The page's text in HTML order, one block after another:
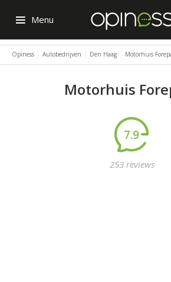
Menu
Opiness Autobedrijven Den Haag Motorhuis
Motorhuis
7.9
253 reviews